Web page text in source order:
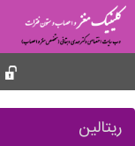
ریتالین